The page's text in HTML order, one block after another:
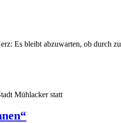
Es bleibt abzuwarten, ob durch
Mühlacker statt